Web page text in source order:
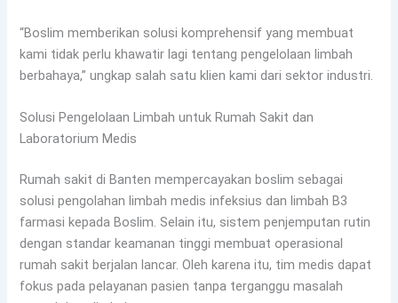
“Boslim memberikan solusi komprehensif yang membuat
kami tidak perlu khawatir lagi tentang pengelolaan limbah
berbahaya,” ungkap salah satu klien kami dari sektor industri.
Solusi Pengelolaan Limbah untuk Rumah Sakit dan
Laboratorium Medis
Rumah sakit di Banten mempercayakan boslim sebagai
solusi pengolahan limbah medis infeksius dan limbah B3
farmasi kepada Boslim. Selain itu, sistem penjemputan rutin
dengan standar keamanan tinggi membuat operasional
rumah sakit berjalan lancar. Oleh karena itu, tim medis dapat
fokus pada pelayanan pasien tanpa terganggu masalah